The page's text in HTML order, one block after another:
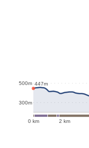
0 km 2 km
300m
500m 447m